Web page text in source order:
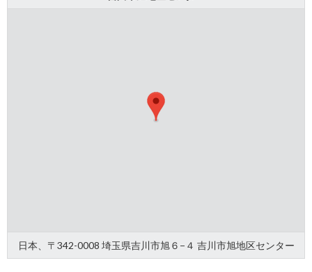
日本、〒342-0008 埼玉県吉川市旭６−４ 吉川市旭地区センター